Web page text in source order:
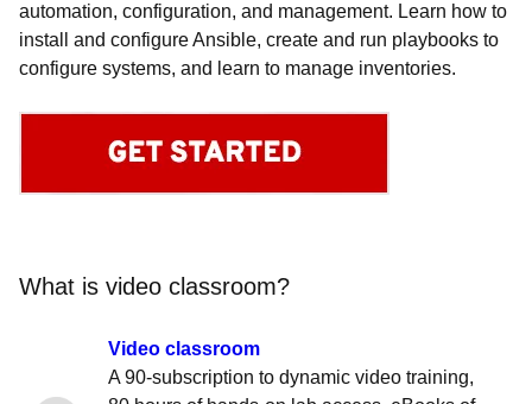
automation, configuration, and management. Learn how to
install and configure Ansible, create and run playbooks to
configure systems, and learn to manage inventories.
What is video classroom?
Video classroom
A 90-subscription to dynamic video training,